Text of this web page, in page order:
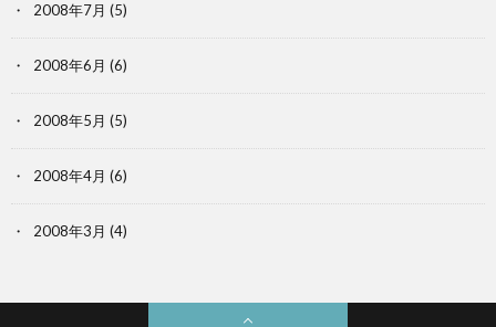
2008年7月 (5)
2008年6月 (6)
2008年5月 (5)
2008年4月 (6)
2008年3月 (4)